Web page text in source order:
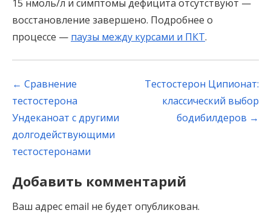
15 нмоль/л и симптомы дефицита отсутствуют —
восстановление завершено. Подробнее о
процессе — паузы между курсами и ПКТ.
Post
navigation
← Сравнение
тестостерона
Ундеканоат с другими
долгодействующими
тестостеронами
Тестостерон Ципионат:
классический выбор
бодибилдеров →
Добавить комментарий
Ваш адрес email не будет опубликован.